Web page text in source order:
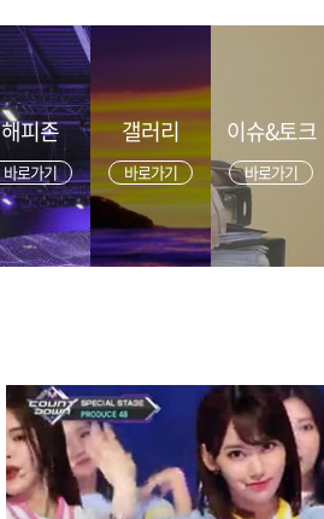
해피존
바로가기
갤러리
바로가기
이슈&토크
바로가기